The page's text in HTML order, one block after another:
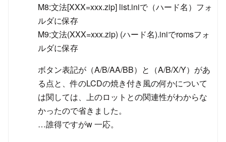
M8:文法[XXX=xxx.zip] list.iniで（ハード名）フォ
ルダに保存
M9:文法(XXX=xxx.zip) (ハード名).iniでromsフォ
ルダに保存
ボタン表記が（A/B/AA/BB）と（A/B/X/Y）があ
る点と、件のLCDの焼き付き風の何かについて
は関しては、上のロットとの関連性がわからな
かったので省きました。
…誰得ですがw 一応。